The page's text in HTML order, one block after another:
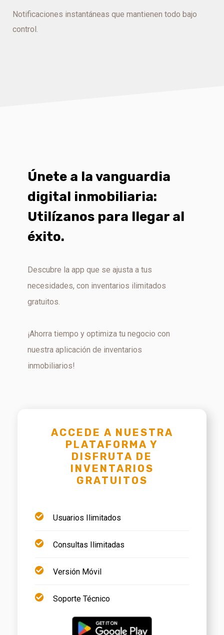
Notificaciones instantáneas que mantienen todo bajo
control.
Únete a la vanguardia
digital inmobiliaria:
Utilízanos para llegar al
éxito.
Descubre la app que se ajusta a tus
necesidades, con inventarios ilimitados
gratuitos.
¡Ahorra tiempo y optimiza tu negocio con
nuestra aplicación de inventarios
inmobiliarios!
ACCEDE A NUESTRA
PLATAFORMA Y
DISFRUTA DE
INVENTARIOS
GRATUITOS
Usuarios Ilimitados
Consultas Ilimitadas
Versión Móvil
Soporte Técnico